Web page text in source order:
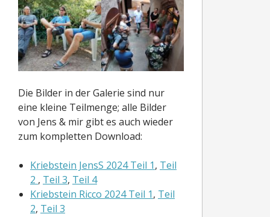
Die Bilder in der Galerie sind nur
eine kleine Teilmenge; alle Bilder
von Jens & mir gibt es auch wieder
zum kompletten Download:
Kriebstein JensS 2024 Teil 1, Teil
2 , Teil 3, Teil 4
Kriebstein Ricco 2024 Teil 1, Teil
2, Teil 3